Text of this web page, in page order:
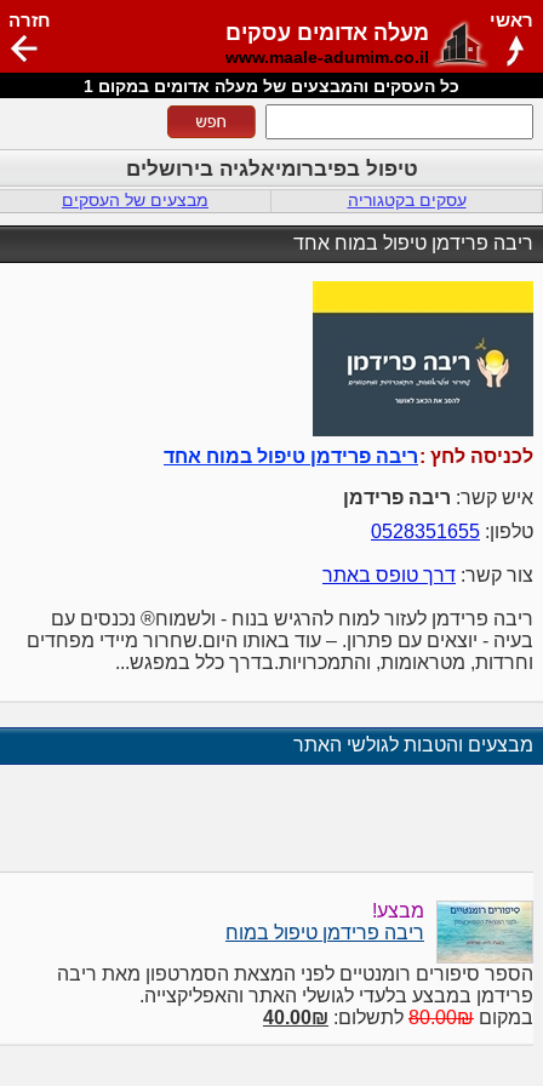
מעלה אדומים עסקים
www.maale-adumim.co.il
חזרה ראשי
כל העסקים והמבצעים של מעלה אדומים במקום 1
טיפול בפיברומיאלגיה בירושלים
עסקים בקטגוריה מבצעים של העסקים
ריבה פרידמן טיפול במוח אחד
לכניסה לחץ :ריבה פרידמן טיפול במוח אחד
איש קשר: ריבה פרידמן
טלפון: 0528351655
צור קשר: דרך טופס באתר
ריבה פרידמן לעזור למוח להרגיש בנוח - ולשמוח® נכנסים עם
בעיה - יוצאים עם פתרון. – עוד באותו היום.שחרור מיידי מפחדים
וחרדות, מטראומות, והתמכרויות.בדרך כלל במפגש...
מבצעים והטבות לגולשי האתר
מבצע!
ריבה פרידמן טיפול במוח
הספר סיפורים רומנטיים לפני המצאת הסמרטפון מאת ריבה
פרידמן במבצע בלעדי לגושלי האתר והאפליקצייה.
במקום 80.00₪ לתשלום: 40.00₪